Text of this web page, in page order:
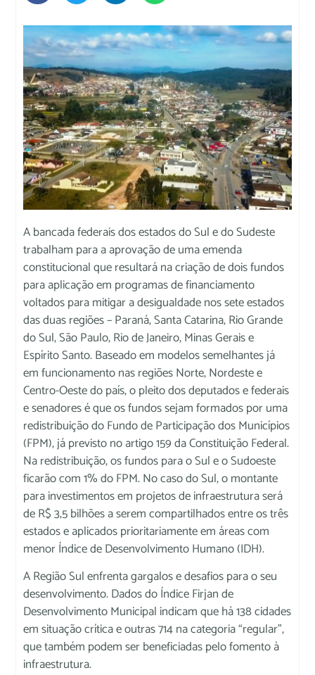
A bancada federais dos estados do Sul e do Sudeste
trabalham para a aprovação de uma emenda
constitucional que resultará na criação de dois fundos
para aplicação em programas de financiamento
voltados para mitigar a desigualdade nos sete estados
das duas regiões – Paraná, Santa Catarina, Rio Grande
do Sul, São Paulo, Rio de Janeiro, Minas Gerais e
Espírito Santo. Baseado em modelos semelhantes já
em funcionamento nas regiões Norte, Nordeste e
Centro-Oeste do país, o pleito dos deputados e federais
e senadores é que os fundos sejam formados por uma
redistribuição do Fundo de Participação dos Municípios
(FPM), já previsto no artigo 159 da Constituição Federal.
Na redistribuição, os fundos para o Sul e o Sudoeste
ficarão com 1% do FPM. No caso do Sul, o montante
para investimentos em projetos de infraestrutura será
de R$ 3,5 bilhões a serem compartilhados entre os três
estados e aplicados prioritariamente em áreas com
menor Índice de Desenvolvimento Humano (IDH).
A Região Sul enfrenta gargalos e desafios para o seu
desenvolvimento. Dados do Índice Firjan de
Desenvolvimento Municipal indicam que há 138 cidades
em situação crítica e outras 714 na categoria “regular”,
que também podem ser beneficiadas pelo fomento à
infraestrutura.